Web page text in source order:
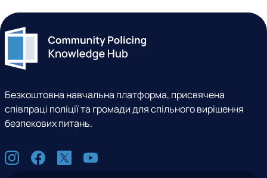
Безкоштовна навчальна платформа, присвячена
співпраці поліції та громади для спільного вирішення
безпекових питань.
С
оI
F
X
Y